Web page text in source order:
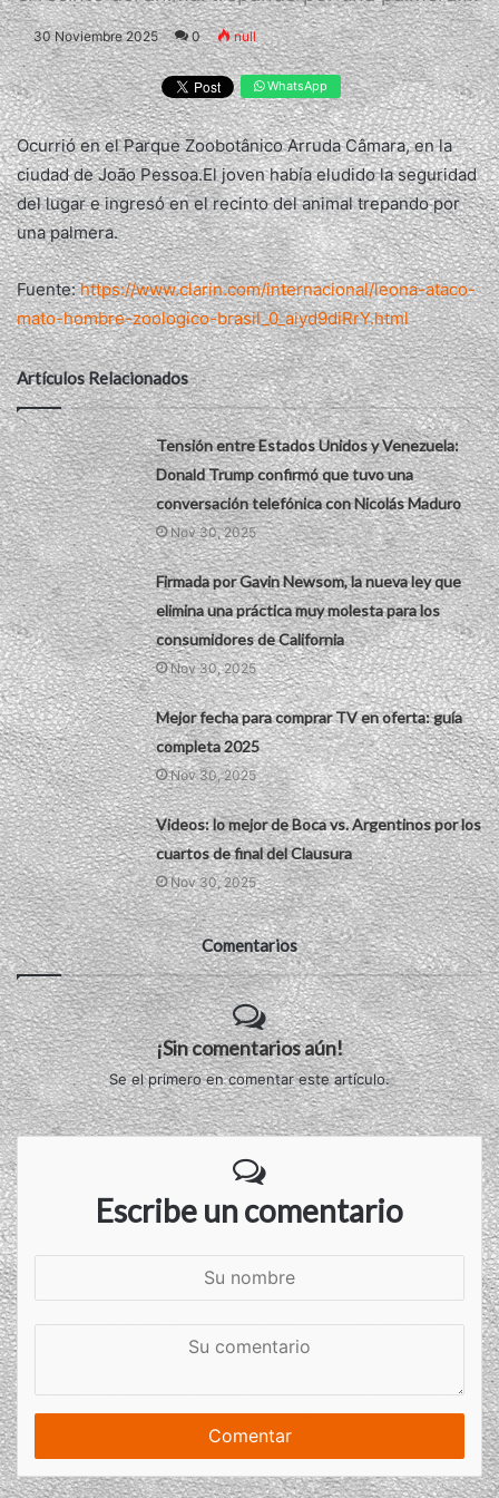
30 Noviembre 2025 0 null
WhatsApp
Ocurrió en el Parque Zoobotânico Arruda Câmara, en la
ciudad de João Pessoa.El joven había eludido la seguridad
del lugar e ingresó en el recinto del animal trepando por
una palmera.
Fuente:https://www.clarin.com/internacional/leona-ataco-
mato-hombre-zoologico-brasil_0_aiyd9diRrY.html
Artículos Relacionados
Tensión entre Estados Unidos y Venezuela:
Donald Trump confirmó que tuvo una
conversación telefónica con Nicolás Maduro
Nov 30, 2025
Firmada por Gavin Newsom, la nueva ley que
elimina una práctica muy molesta para los
consumidores de California
Nov 30, 2025
Mejor fecha para comprar TV en oferta: guía
completa 2025
Nov 30, 2025
Videos: lo mejor de Boca vs. Argentinos por los
cuartos de final del Clausura
Nov 30, 2025
Comentarios
¡Sin comentarios aún!
Se el primero en comentar este artículo.
Escribe un comentario
n